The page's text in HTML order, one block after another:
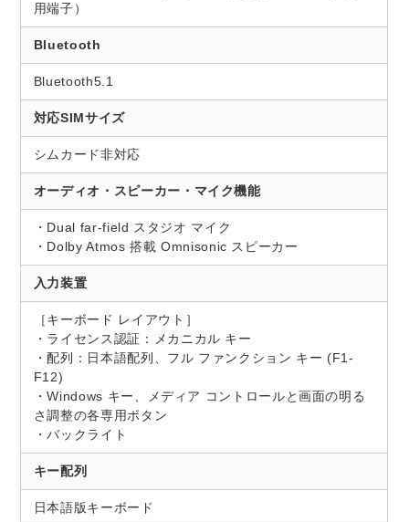
用端子）
Bluetooth
Bluetooth5.1
対応SIMサイズ
シムカード非対応
オーディオ・スピーカー・マイク機能
・Dual far-field スタジオ マイク
・Dolby Atmos 搭載 Omnisonic スピーカー
入力装置
［キーボード レイアウト］
・ライセンス認証：メカニカル キー
・配列：日本語配列、フル ファンクション キー (F1-
F12)
・Windows キー、メディア コントロールと画面の明る
さ調整の各専用ボタン
・バックライト
キー配列
日本語版キーボード